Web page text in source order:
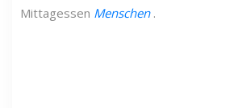
Mittagessen Menschen .